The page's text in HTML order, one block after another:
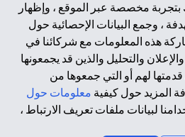
بتجربة مخصصة عبر الموقع ، وإظهار
، وجمع البيانات الإحصائية حول
هذه المعلومات مع شركائنا في
والتحليل والذين قد يجمعونها
لهم أو التي جمعوها من
المزيد حول كيفية معلومات حول
لبيانات ملفات تعريف الارتباط ،
المحتوى الموجود في هذه
على أنه عرض أو دعوة أو دعوة
والخدمات المذكورة هنا لمثل هؤلاء
الأفراد.
*GDPR – اللائحة العامة لحماية البيانات؛ * LGPD – Lei Geral de
Proteção de Dados Pessoais ; *NZPA – قانون الخصوصية
النيوزيلندي